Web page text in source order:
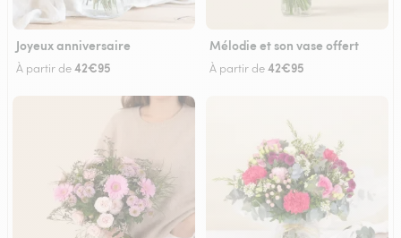
Joyeux anniversaire
À partir de42€95
Mélodie et son vase offert
À partir de42€95